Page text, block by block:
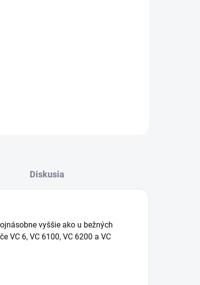
Diskusia
vyššie ako u bežných
VC 6, VC 6100, VC 6200 a VC